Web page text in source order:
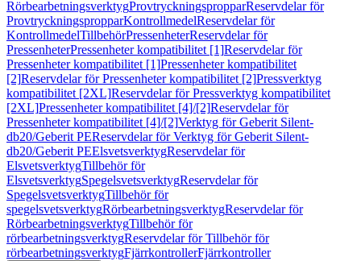
RörbearbetningsverktygProvtryckningspropparReservdelar för
ProvtryckningspropparKontrollmedelReservdelar för
KontrollmedelTillbehörPressenheterReservdelar för
PressenheterPressenheter kompatibilitet [1]Reservdelar för
Pressenheter kompatibilitet [1]Pressenheter kompatibilitet
[2]Reservdelar för Pressenheter kompatibilitet [2]Pressverktyg
kompatibilitet [2XL]Reservdelar för Pressverktyg kompatibilitet
[2XL]Pressenheter kompatibilitet [4]/[2]Reservdelar för
Pressenheter kompatibilitet [4]/[2]Verktyg för Geberit Silent-
db20/Geberit PEReservdelar för Verktyg för Geberit Silent-
db20/Geberit PEElsvetsverktygReservdelar för
ElsvetsverktygTillbehör för
ElsvetsverktygSpegelsvetsverktygReservdelar för
SpegelsvetsverktygTillbehör för
spegelsvetsverktygRörbearbetningsverktygReservdelar för
RörbearbetningsverktygTillbehör för
rörbearbetningsverktygReservdelar för Tillbehör för
rörbearbetningsverktygFjärrkontrollerFjärrkontroller